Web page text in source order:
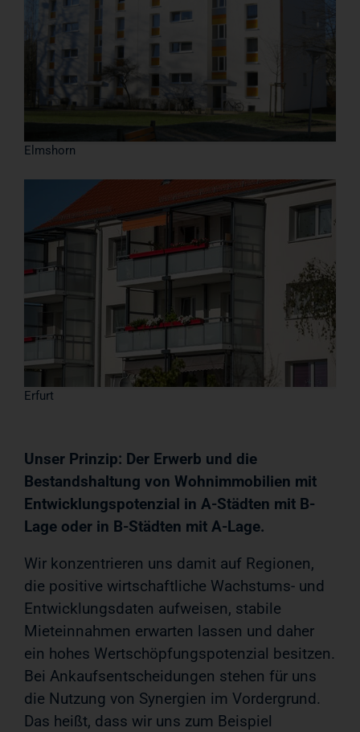
Elmshorn
Erfurt
Unser Prinzip: Der Erwerb und die
Bestandshaltung von Wohnimmobilien mit
Entwicklungspotenzial in A-Städten mit B-
Lage oder in B-Städten mit A-Lage.
Wir konzentrieren uns damit auf Regionen,
die positive wirtschaftliche Wachstums- und
Entwicklungsdaten aufweisen, stabile
Mieteinnahmen erwarten lassen und daher
ein hohes Wertschöpfungspotenzial besitzen.
Bei Ankaufsentscheidungen stehen für uns
die Nutzung von Synergien im Vordergrund.
Das heißt, dass wir uns zum Beispiel